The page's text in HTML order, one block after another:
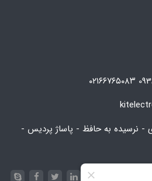
- نرسیده به حافظ - پاساژ پردیس -